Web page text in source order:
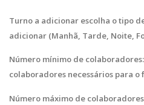
Turno a adicionar escolha o tipo
adicionar (Manhã, Tarde, Noite,
Número mínimo de
colaboradores necessários para
Número máximo de